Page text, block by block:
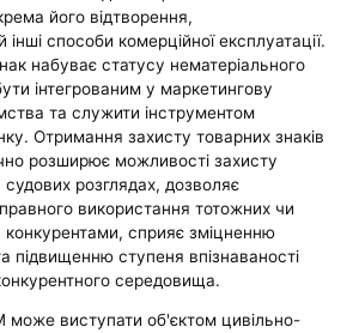
його відтворення,
способи комерційної експлуатації.
набуває статусу нематеріального
інтегрованим у маркетингову
та служити інструментом
Отримання захисту товарних знаків
розширює можливості захисту
розглядах, дозволяє
використання тотожних чи
сприяє зміцненню
підвищенню ступеня впізнаваності
середовища.
може виступати об'єктом цивільно-